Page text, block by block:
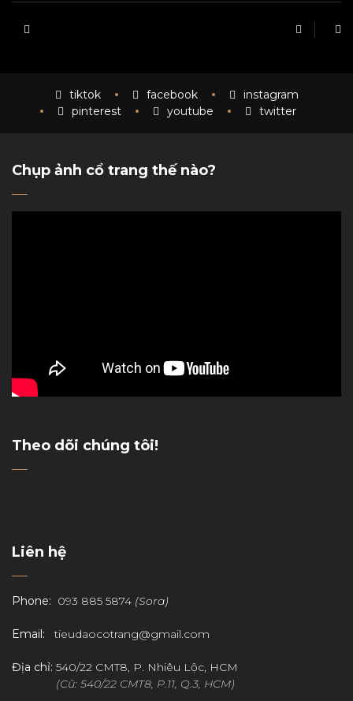
tiktok facebook
instagram
pinterest
youtube twitter
Chụp ảnh cổ trang thế nào?
Theo dõi chúng tôi!
Liên hệ
Phone: 093 885 5874 (Sora)
Email: tieudaocotrang@gmail.com
Địa chỉ: 540/22 CMT8, P. Nhiêu Lộc, HCM
(Cũ: 540/22 CMT8, P.11, Q.3, HCM)